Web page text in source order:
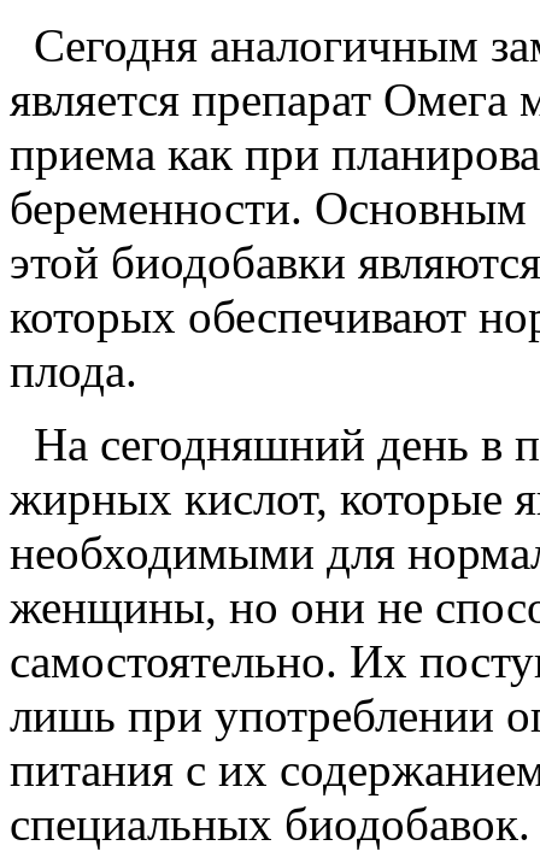
Сегодня аналогичным
является препарат Омега
приема как при
беременности.
этой биодобавки
которых обеспечивают
плода.
На сегодняшний день в
жирных кислот, которые
необходимыми для
женщины, но они не
самостоятельно. Их
лишь при употреблении
питания с их
специальных биодобавок.